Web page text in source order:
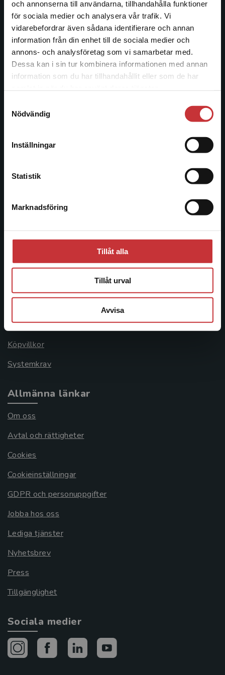
och annonserna till användarna, tillhandahålla funktioner
för sociala medier och analysera vår trafik. Vi
vidarebefordrar även sådana identifierare och annan
information från din enhet till de sociala medier och
annons- och analysföretag som vi samarbetar med.
Dessa kan i sin tur kombinera informationen med annan
information som du har tillhandahållit eller som de har
Nödvändig
Inställningar
Statistik
Marknadsföring
Tillåt alla
Tillåt urval
Avvisa
Begränsad fraktregion
Det verkar som att du besöker
studentlitteratur.se via en enhet utanför Sverige.
Vi erbjuder inte leveranser utanför Sverige. För
att kunna slutföra ett köp måste
Studentlitteratur
Studentlitteratur grundades 1963 och är idag Sveriges
ledande utbildningsförlag. Med läromedel, kurslitteratur,
facklitteratur, utbildningar och digitala
informationstjänster i utbudet, finns Studentlitteratur med
längs hela kunskapsresan.
046-31 20 00
Box 141
Besöksadress:
226 60 Lund
Kundservice
Frågor och svar
Köpvillkor
Systemkrav
Allmänna länkar
Om oss
Avtal och rättigheter
Cookies
Cookieinställningar
GDPR och personuppgifter
Jobba hos oss
Lediga tjänster
Nyhetsbrev
Press
Tillgänglighet
Sociala medier